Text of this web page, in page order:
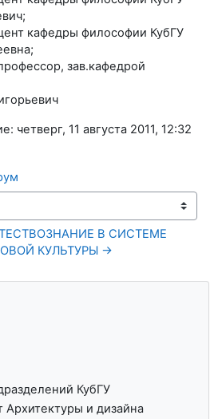
кафедры философии КубГУ
зав.кафедрой
четверг, 11 августа 2011, 12:32
В СИСТЕМЕ
КУЛЬТУРЫ →
КубГУ
Архитектуры и дизайна